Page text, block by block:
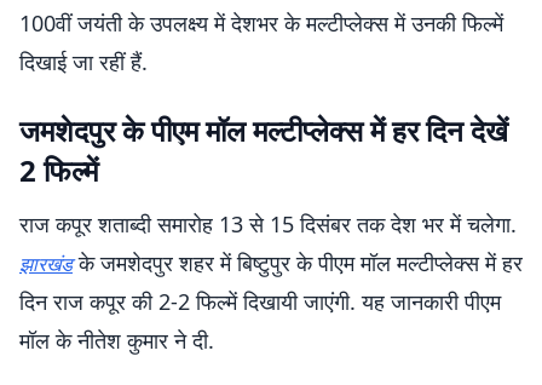
100वीं जयंती के उपलक्ष्य में देशभर के मल्टीप्लेक्स में उनकी फिल्में
दिखाई जा रहीं हैं.
जमशेदपुर के पीएम मॉल मल्टीप्लेक्स में हर दिन देखें
2 फिल्में
राज कपूर शताब्दी समारोह 13 से 15 दिसंबर तक देश भर में चलेगा.
झारखंडके जमशेदपुर शहर में बिष्टुपुर के पीएम मॉल मल्टीप्लेक्स में हर
दिन राज कपूर की 2-2 फिल्में दिखायी जाएंगी. यह जानकारी पीएम
मॉल के नीतेश कुमार ने दी.